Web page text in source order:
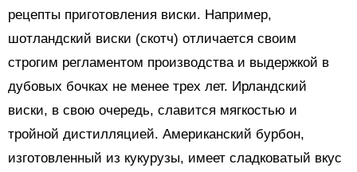
рецепты приготовления виски. Например,
шотландский виски (скотч) отличается своим
строгим регламентом производства и выдержкой в
дубовых бочках не менее трех лет. Ирландский
виски, в свою очередь, славится мягкостью и
тройной дистилляцией. Американский бурбон,
изготовленный из кукурузы, имеет сладковатый вкус